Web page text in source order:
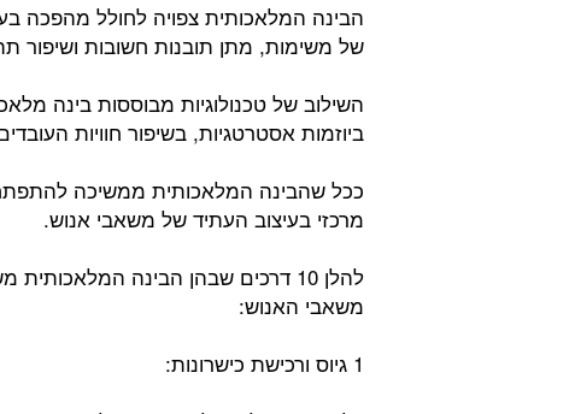
הבינה המלאכותית צפויה לחולל מהפכה
של משימות, מתן תובנות חשובות ושיפור
השילוב של טכנולוגיות מבוססות בינה
ביוזמות אסטרטגיות, בשיפור חוויות
ככל שהבינה המלאכותית ממשיכה
מרכזי בעיצוב העתיד של משאבי אנוש.
להלן 10 דרכים שבהן הבינה
משאבי האנוש:
1 גיוס ורכישת כישרונות: